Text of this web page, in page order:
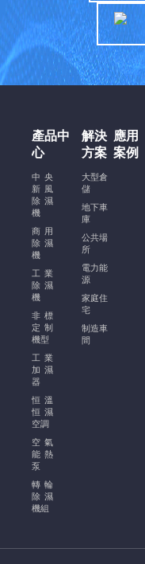
運
行
酒
窖
濕
范、
產品中
心
中央
新風
除濕
機
商用
除濕
機
工業
除濕
機
非標
定制
機型
工業
加濕
器
恒溫
恒濕
空調
空氣
能熱
泵
轉輪
除濕
機組
解決
方案
大型倉
儲
地下車
庫
公共場
所
電力能
源
家庭住
宅
制造車
間
應用
案例